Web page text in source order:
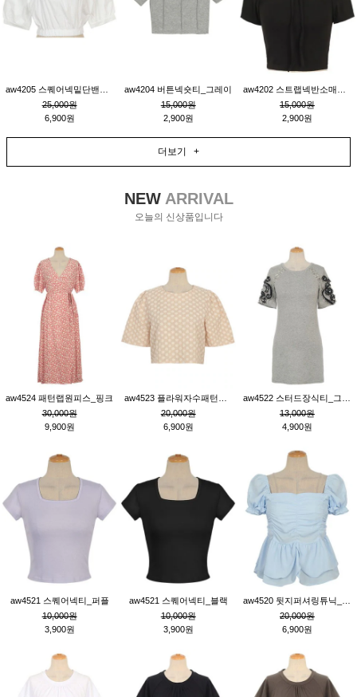
25,000원
6,900원
aw4204 버튼넥숏티_그레이
15,000원
2,900원
15,000원
2,900원
더보기 +
NEWARRIVAL
오늘의 신상품입니다
aw4524 패턴랩원피스_핑크
30,000원
9,900원
20,000원
6,900원
13,000원
4,900원
aw4521 스퀘어넥티_퍼플
10,000원
3,900원
aw4521 스퀘어넥티_블랙
10,000원
3,900원
20,000원
6,900원